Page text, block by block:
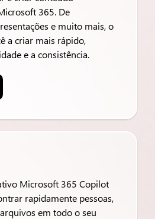
365. De
e muito mais, o
a criar mais rápido,
e a consistência.
Microsoft 365 Copilot
rapidamente pessoas,
em todo o seu